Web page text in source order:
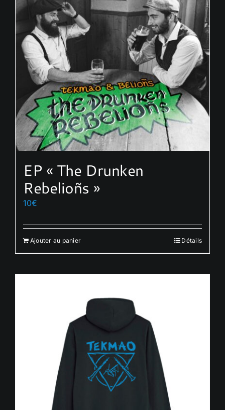
EP « The Drunken
Rebelioñs »
10€
Ajouter au panier Détails